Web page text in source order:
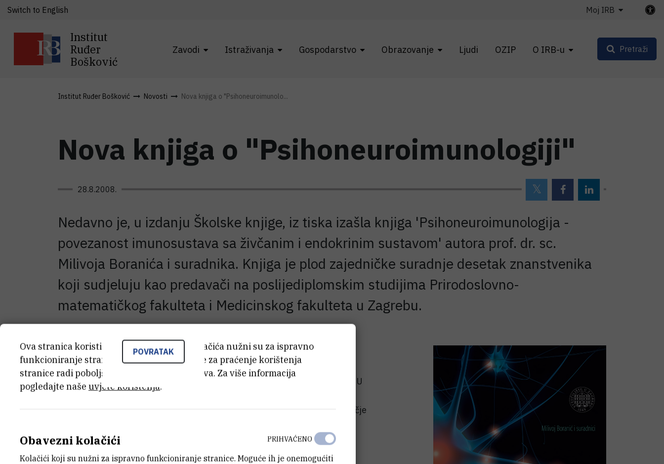
Institut
Ruđer
Bošković
Zavodi Istraživanja Gospodarstvo Obrazovanje Ljudi OZIP O IRB-u
Switch to English Moj IRB
Pretraži
Institut Ruđer Bošković Novosti Nova knjiga o "Psihoneuroimunolo...
Nova knjiga o "Psihoneuroimunologiji"
28.8.2008.
Nedavno je, u izdanju Školske knjige, iz tiska izašla knjiga 'Psihoneuroimunologija -
povezanost imunosustava sa živčanim i endokrinim sustavom' autora prof. dr. sc.
Milivoja Boranića i suradnika. Knjiga je plod zajedničke suradnje desetak znanstvenika
koji sudjeluju kao predavači na poslijediplomskim studijima Prirodoslovno-
matematičkog fakulteta i Medicinskog fakulteta u Zagrebu.
U ovoj knjizi prikazuju se fiziološki i patofiziološki mehanizmi regulacije
imunosti na razini organizma kao cjeline, te utjecaji središnjega živčanog
sustava, autonomnoga živčanog sustava i hormona na imunoreaktivnost. U
tom pogledu ova knjiga daje doprinos racionalnom, prirodoznanstvenom
shvaćanju povezanosti 'duha' i 'tijela' (psihe i some) te nadilazi uže područje
suprotstavljaju iracionalnim i pseudoznanstvenim objašnjenjima
psihosomatskih pojava.
POVRATAK
Ova stranica koristi kolačiće. Neki od tih kolačića nužni su za ispravno
funkcioniranje stranice, dok se drugi koriste za praćenje korištenja
stranice radi poboljšanja korisničkog iskustva. Za više informacija
pogledajte naše uvjete korištenja.
Obavezni kolačići
Kolačići koji su nužni za ispravno funkcioniranje stranice. Moguće ih je onemogućiti
PRIHVAĆENO